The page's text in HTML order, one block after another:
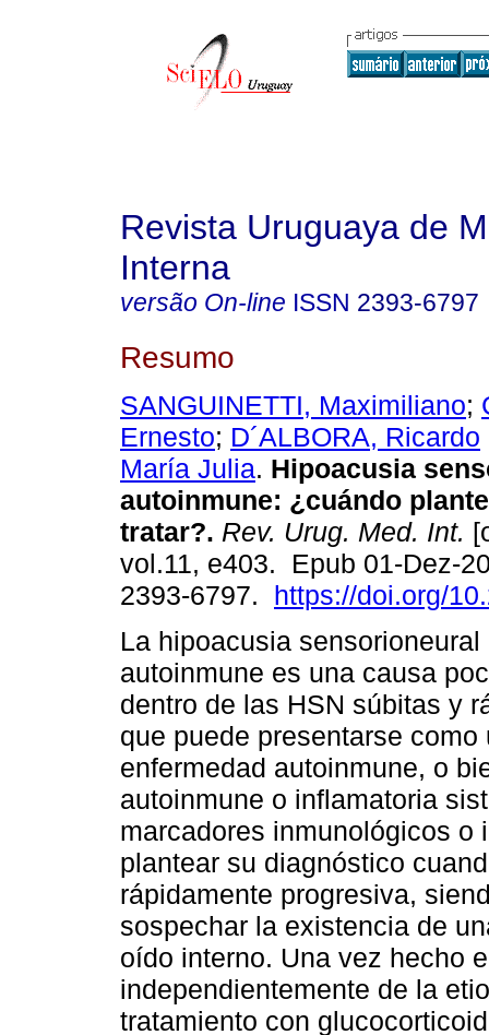
Revista Uruguaya de
Interna
versão On-line ISSN 2393-6797
Resumo
SANGUINETTI, Maximiliano;
Ernesto; D´ALBORA, Ricardo
María Julia. Hipoacusia
autoinmune: ¿cuándo
tratar?. Rev. Urug. Med. Int.
vol.11, e403. Epub 01-Dez-
2393-6797. https://doi.org/
La hipoacusia sensorioneural
autoinmune es una causa
dentro de las HSN súbitas y
que puede presentarse
enfermedad autoinmune, o
autoinmune o inflamatoria
marcadores inmunológicos
plantear su diagnóstico
rápidamente progresiva,
sospechar la existencia de
oído interno. Una vez hecho
independientemente de la
tratamiento con